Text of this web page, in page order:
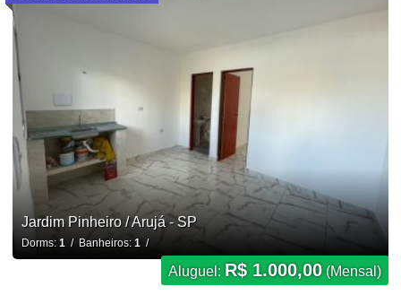
Jardim Pinheiro / Arujá - SP
Dorms: 1/ Banheiros: 1/
Aluguel: R$ 1.000,00 (Mensal)